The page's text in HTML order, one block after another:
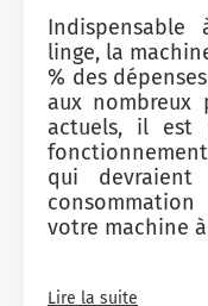
linge, la
% des
aux nombreux
actuels, il est
qui
votre machine
Lire la suite